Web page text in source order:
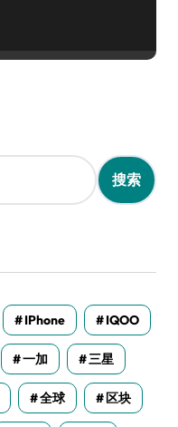
IPhone IQOO
一加 三星
全球 区块